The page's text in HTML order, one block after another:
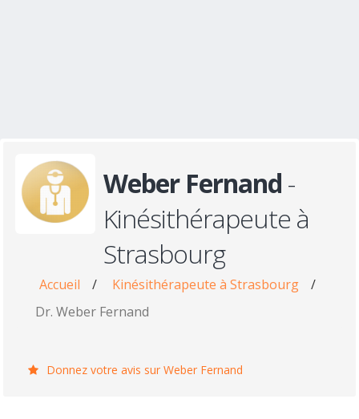
Weber Fernand -
Kinésithérapeute à
Strasbourg
Accueil / Kinésithérapeute à Strasbourg
/
Dr. Weber Fernand
Donnez votre avis sur Weber Fernand